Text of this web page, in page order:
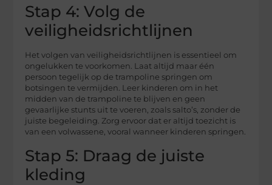
Stap 4: Volg de
veiligheidsrichtlijnen
Het volgen van veiligheidsrichtlijnen is essentieel om
ongelukken te voorkomen. Laat altijd maar één
persoon tegelijk op de trampoline springen om
botsingen te vermijden. Leer kinderen om in het
midden van de trampoline te blijven en geen
gevaarlijke stunts uit te voeren, zoals salto’s, zonder de
juiste begeleiding. Zorg ervoor dat er altijd toezicht is
van een volwassene, vooral wanneer kinderen springen.
Stap 5: Draag de juiste
kleding